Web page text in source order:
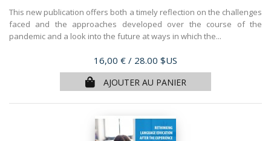
This new publication offers both a timely reflection on the challenges
faced and the approaches developed over the course of the
pandemic and a look into the future at ways in which the...
Prix
16,00 € / 28.00 $US
AJOUTER AU PANIER